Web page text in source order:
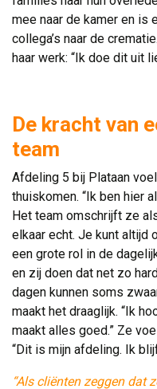
mee naar de kamer en is
collega’s naar de
haar werk: “Ik doe dit uit
De kracht van
team
Afdeling 5 bij Plataan
thuiskomen. “Ik ben hier
Het team omschrijft ze
elkaar echt. Je kunt altijd
een grote rol in de
en zij doen dat net zo
dagen kunnen soms
maakt het draaglijk. “Ik
maakt alles goed.” Ze
“Dit is mijn afdeling. Ik
“Als cliënten zeggen dat